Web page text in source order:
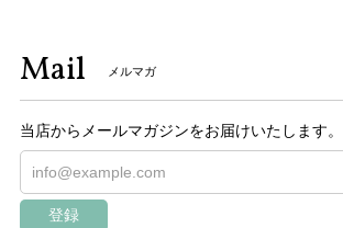
Mail メルマガ
当店からメールマガジンをお届けいたします。
登録